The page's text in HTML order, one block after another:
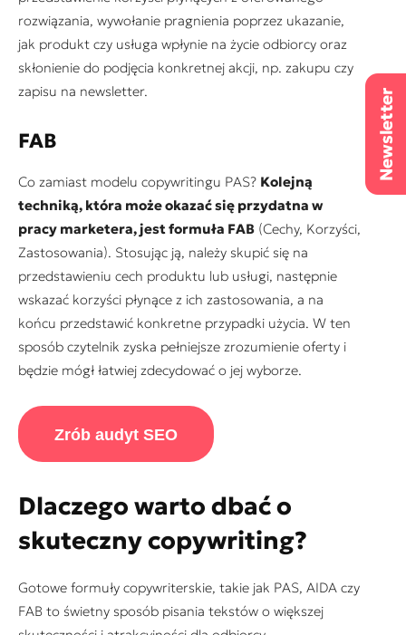
rozwiązania, wywołanie pragnienia poprzez ukazanie,
jak produkt czy usługa wpłynie na życie odbiorcy oraz
skłonienie do podjęcia konkretnej akcji, np. zakupu czy
zapisu na newsletter.
FAB
Co zamiast modelu copywritingu PAS? Kolejną
techniką, która może okazać się przydatna w
pracy marketera, jest formuła FAB (Cechy, Korzyści,
Zastosowania). Stosując ją, należy skupić się na
przedstawieniu cech produktu lub usługi, następnie
wskazać korzyści płynące z ich zastosowania, a na
końcu przedstawić konkretne przypadki użycia. W ten
sposób czytelnik zyska pełniejsze zrozumienie oferty i
będzie mógł łatwiej zdecydować o jej wyborze.
Zrób audyt SEO
Dlaczego warto dbać o
skuteczny copywriting?
Gotowe formuły copywriterskie, takie jak PAS, AIDA czy
FAB to świetny sposób pisania tekstów o większej